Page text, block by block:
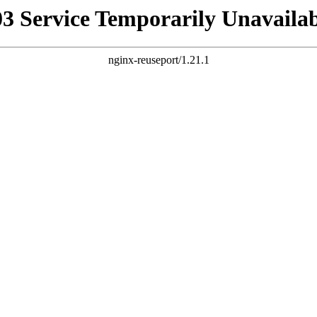
Service Temporarily
nginx-reuseport/1.21.1